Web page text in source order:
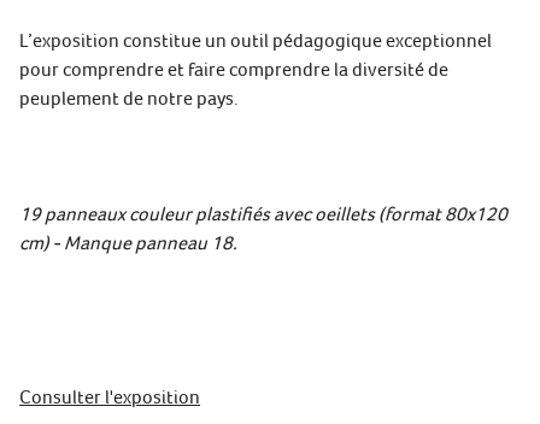
L’exposition constitue un outil pédagogique exceptionnel
pour comprendre et faire comprendre la diversité de
peuplement de notre pays.
19 panneaux couleur plastifiés avec oeillets (format 80x120
cm) - Manque panneau 18.
Consulter l'exposition